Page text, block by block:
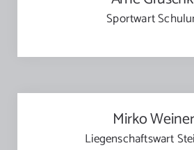
Sportwart
Mirko
Liegenschaftswart